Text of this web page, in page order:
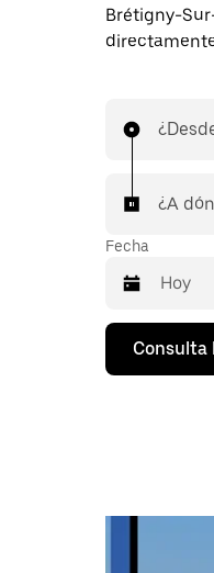
Brétigny-
¿A
Fecha
Pulsa
flecha
y
Consulta